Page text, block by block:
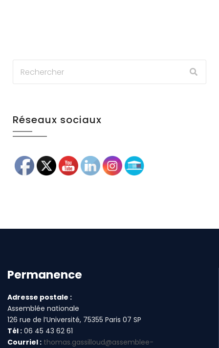
Réseaux sociaux
Permanence
Adresse postale :
Assemblée nationale
126 rue de l’Université, 75355 Paris 07 SP
Tél : 06 45 43 62 61
Courriel : thomas.gassilloud@assemblee-